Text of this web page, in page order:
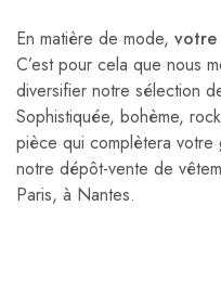
En matière de mode, votre
C’est pour cela que nous
diversifier notre sélection
Sophistiquée, bohème,
pièce qui complètera
notre dépôt-vente de
Paris, à Nantes.